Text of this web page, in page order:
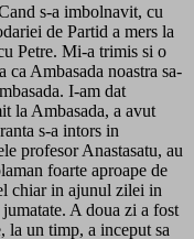
s-a imbolnavit, cu
de Partid a mers la
Petre. Mi-a trimis si o
ca Ambasada noastra sa-
I-am dat
la Ambasada, a avut
s-a intors in
profesor Anastasatu, au
foarte aproape de
chiar in ajunul zilei in
A doua zi a fost
la un timp, a inceput sa